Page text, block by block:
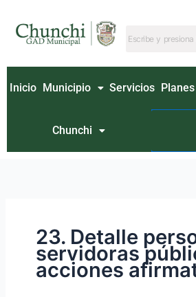
contenido
Inicio Municipio Servicios Planes
Chunchi
23. Detalle
servidoras
acciones
por: